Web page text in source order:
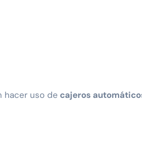
hacer uso de cajeros